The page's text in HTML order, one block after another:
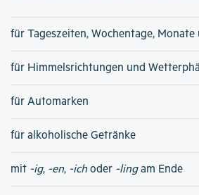
für Tageszeiten, Wochentage, Monate
für Himmelsrichtungen und
für Automarken
für alkoholische Getränke
mit -ig, -en, -ich oder -lingam Ende